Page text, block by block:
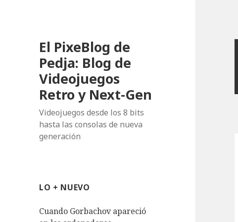
El PixeBlog de
Pedja: Blog de
Videojuegos
Retro y Next-Gen
Videojuegos desde los 8 bits
hasta las consolas de nueva
generación
LO + NUEVO
Cuando Gorbachov apareció